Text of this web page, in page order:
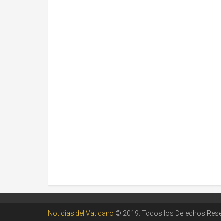
Noticias del Vaticano © 2019. Todos los Derechos